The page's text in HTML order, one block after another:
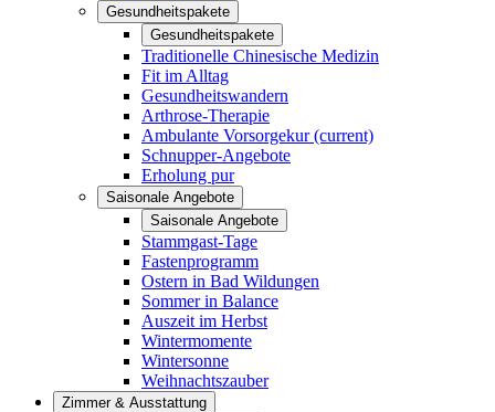
Gesundheitspakete
Gesundheitspakete
Traditionelle Chinesische Medizin
Fit im Alltag
Gesundheitswandern
Arthrose-Therapie
Ambulante Vorsorgekur(current)
Schnupper-Angebote
Erholung pur
Saisonale Angebote
Saisonale Angebote
Stammgast-Tage
Fastenprogramm
Ostern in Bad Wildungen
Sommer in Balance
Auszeit im Herbst
Wintermomente
Wintersonne
Weihnachtszauber
Zimmer & Ausstattung